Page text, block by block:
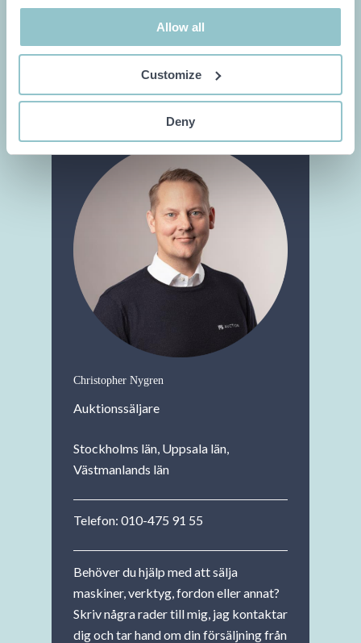
Allow all
Customize
Deny
Christopher Nygren
Auktionssäljare
Stockholms län, Uppsala län,
Västmanlands län
Telefon: 010-475 91 55
Behöver du hjälp med att sälja
maskiner, verktyg, fordon eller annat?
Skriv några rader till mig, jag kontaktar
dig och tar hand om din försäljning från